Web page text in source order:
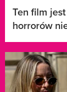
Ten film
horrorów